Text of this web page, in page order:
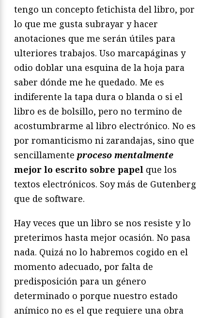
tengo un concepto fetichista del libro, por
lo que me gusta subrayar y hacer
anotaciones que me serán útiles para
ulteriores trabajos. Uso marcapáginas y
odio doblar una esquina de la hoja para
saber dónde me he quedado. Me es
indiferente la tapa dura o blanda o si el
libro es de bolsillo, pero no termino de
acostumbrarme al libro electrónico. No es
por romanticismo ni zarandajas, sino que
sencillamente proceso mentalmente
mejor lo escrito sobre papel que los
textos electrónicos. Soy más de Gutenberg
que de software.
Hay veces que un libro se nos resiste y lo
preterimos hasta mejor ocasión. No pasa
nada. Quizá no lo habremos cogido en el
momento adecuado, por falta de
predisposición para un género
determinado o porque nuestro estado
anímico no es el que requiere una obra